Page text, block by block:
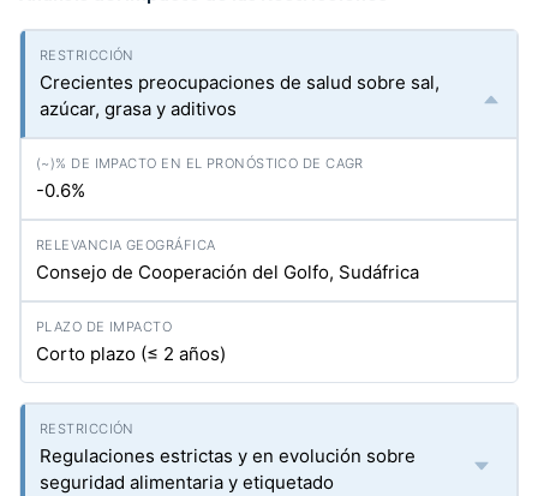
Crecientes preocupaciones de salud sobre sal,
azúcar, grasa y aditivos
-0.6%
Consejo de Cooperación del Golfo, Sudáfrica
Corto plazo (≤ 2 años)
Regulaciones estrictas y en evolución sobre
seguridad alimentaria y etiquetado